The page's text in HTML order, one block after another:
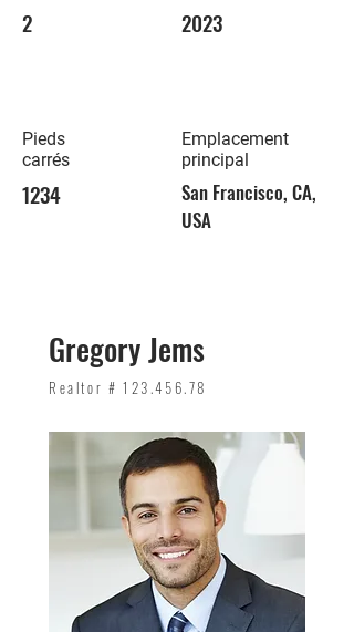
2
Pieds
carrés
1234
2023
Emplacement
principal
San Francisco, CA,
USA
Gregory Jems
Realtor # 123.456.78